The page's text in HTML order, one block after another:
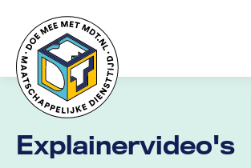
Explainervideo's